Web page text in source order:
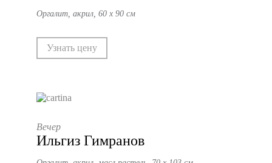
Оргалит, акрил, 60 х 90 см
Узнать цену
Вечер
Ильгиз Гимранов